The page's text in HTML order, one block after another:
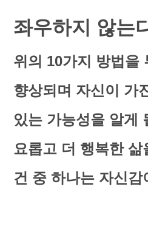
좌우하지 않는
위의 10가지 방법을
향상되며 자신이 가
있는 가능성을 알게
요롭고 더 행복한
건 중 하나는 자신감